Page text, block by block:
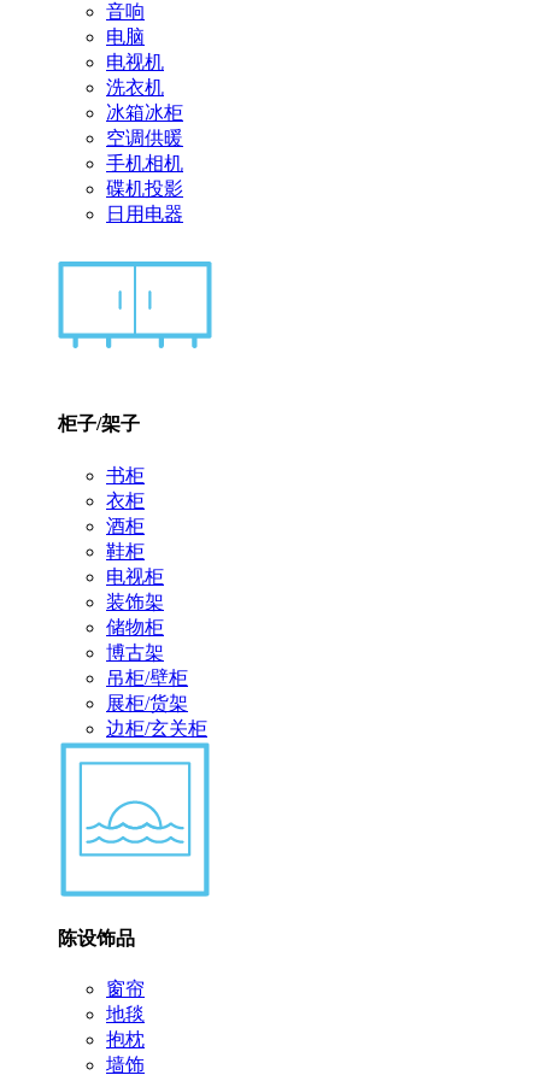
音响
电脑
电视机
洗衣机
冰箱冰柜
空调供暖
手机相机
碟机投影
日用电器
柜子/架子
书柜
衣柜
酒柜
鞋柜
电视柜
装饰架
储物柜
博古架
吊柜/壁柜
展柜/货架
边柜/玄关柜
陈设饰品
窗帘
地毯
抱枕
墙饰